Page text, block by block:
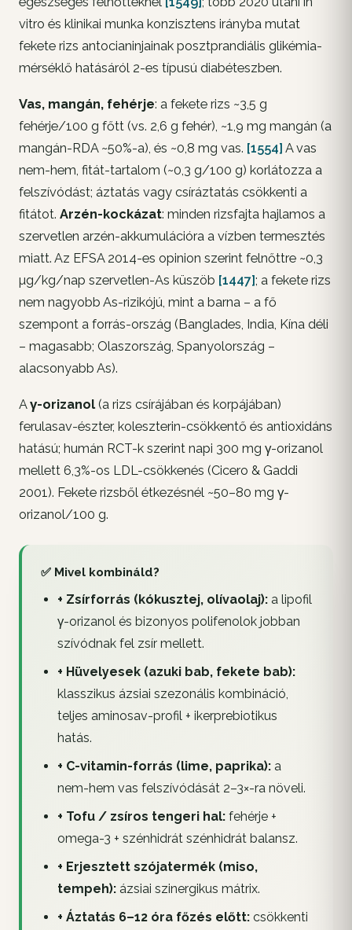
vitro és klinikai munka konzisztens irányba mutat
fekete rizs antocianinjainak posztprandiális glikémia-
mérséklő hatásáról 2-es típusú diabéteszben.
Vas, mangán, fehérje: a fekete rizs ~3,5 g
fehérje/100 g főtt (vs. 2,6 g fehér), ~1,9 mg mangán (a
mangán-RDA ~50%-a), és ~0,8 mg vas. [1554] A vas
nem-hem, fitát-tartalom (~0,3 g/100 g) korlátozza a
felszívódást; áztatás vagy csíráztatás csökkenti a
fitátot. Arzén-kockázat: minden rizsfajta hajlamos a
szervetlen arzén-akkumulációra a vízben termesztés
miatt. Az EFSA 2014-es opinion szerint felnőttre ~0,3
µg/kg/nap szervetlen-As küszöb [1447]; a fekete rizs
nem nagyobb As-rizikójú, mint a barna – a fő
szempont a forrás-ország (Banglades, India, Kína déli
– magasabb; Olaszország, Spanyolország –
alacsonyabb As).
Aγ-orizanol(a rizs csírájában és korpájában)
ferulasav-észter, koleszterin-csökkentő és antioxidáns
hatású; humán RCT-k szerint napi 300 mg γ-orizanol
mellett 6,3%-os LDL-csökkenés (Cicero & Gaddi
2001). Fekete rizsből étkezésnél ~50–80 mg γ-
orizanol/100 g.
✅ Mivel kombináld?
+ Zsírforrás (kókusztej, olívaolaj):a lipofil
γ-orizanol és bizonyos polifenolok jobban
szívódnak fel zsír mellett.
+ Hüvelyesek (azuki bab, fekete bab):
klasszikus ázsiai szezonális kombináció,
teljes aminosav-profil + ikerprebiotikus
hatás.
+ C-vitamin-forrás (lime, paprika):a
nem-hem vas felszívódását 2–3×-ra növeli.
+ Tofu / zsíros tengeri hal:fehérje +
omega-3 + szénhidrát szénhidrát balansz.
+ Erjesztett szójatermék (miso,
tempeh):ázsiai szinergikus mátrix.
+ Áztatás 6–12 óra főzés előtt:csökkenti